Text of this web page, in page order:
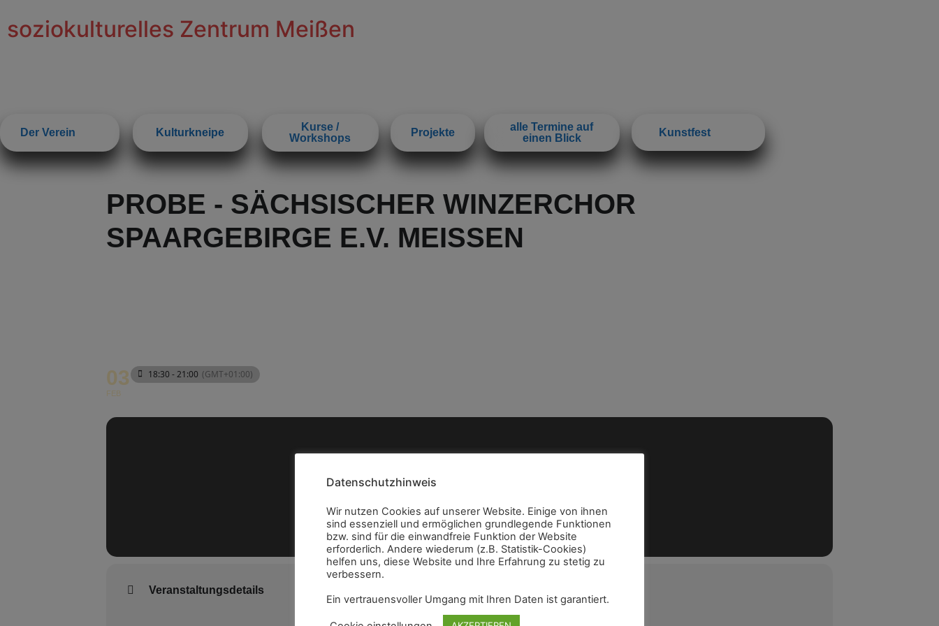
soziokulturelles Zentrum Meißen
Der Verein Kulturkneipe
Kurse /
Workshops
Projekte
alle Termine auf
einen Blick
Kunstfest
PROBE - SÄCHSISCHER WINZERCHOR
SPAARGEBIRGE E.V. MEISSEN
03
FEB
18:30 - 21:00 (GMT+01:00)
Veranstaltungsdetails
Datenschutzhinweis
Wir nutzen Cookies auf unserer Website. Einige von ihnen
sind essenziell und ermöglichen grundlegende Funktionen
bzw. sind für die einwandfreie Funktion der Website
erforderlich. Andere wiederum (z.B. Statistik-Cookies)
helfen uns, diese Website und Ihre Erfahrung zu stetig zu
verbessern.
Ein vertrauensvoller Umgang mit Ihren Daten ist garantiert.